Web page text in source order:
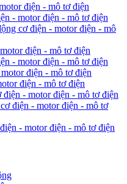
điện - mô tơ điện
- motor điện - mô tơ điện
cơ điện - motor điện - mô
điện - mô tơ điện
- motor điện - mô tơ điện
điện - mô tơ điện
điện - mô tơ điện
- motor điện - mô tơ điện
điện - motor điện - mô tơ
- motor điện - mô tơ điện